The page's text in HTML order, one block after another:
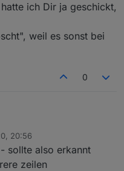
ich Dir ja geschickt,
weil es sonst bei
0
mit
20:56
sollte also erkannt
zeilen